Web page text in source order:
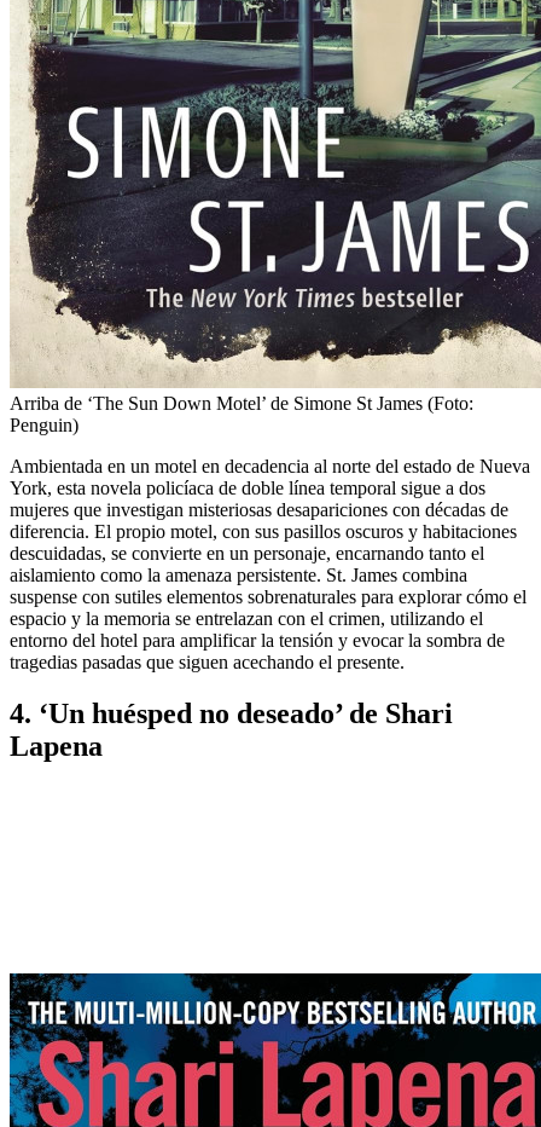
Arriba de ‘The Sun Down Motel’ de Simone St James (Foto:
Penguin)
Ambientada en un motel en decadencia al norte del estado de Nueva
York, esta novela policíaca de doble línea temporal sigue a dos
mujeres que investigan misteriosas desapariciones con décadas de
diferencia. El propio motel, con sus pasillos oscuros y habitaciones
descuidadas, se convierte en un personaje, encarnando tanto el
aislamiento como la amenaza persistente. St. James combina
suspense con sutiles elementos sobrenaturales para explorar cómo el
espacio y la memoria se entrelazan con el crimen, utilizando el
entorno del hotel para amplificar la tensión y evocar la sombra de
tragedias pasadas que siguen acechando el presente.
4. ‘Un huésped no deseado’ de Shari
Lapena